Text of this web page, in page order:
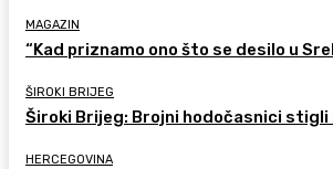
MAGAZIN
“Kad priznamo ono što se desilo u
ŠIROKI BRIJEG
Široki Brijeg: Brojni hodočasnici
HERCEGOVINA